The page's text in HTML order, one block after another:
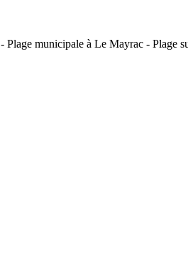
municipale à Le Mayrac - Plage